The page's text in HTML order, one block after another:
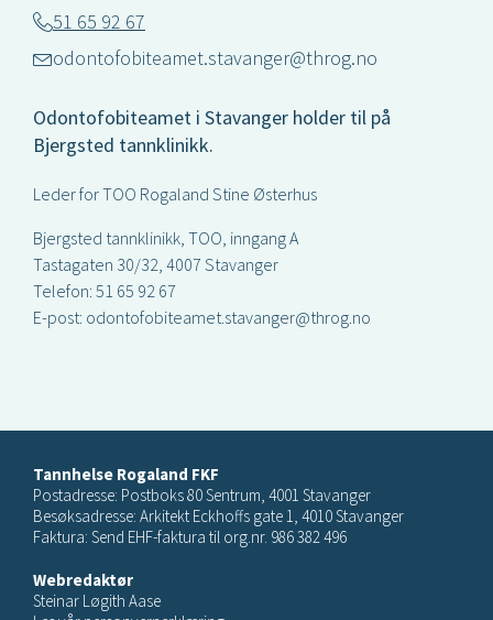
51 65 92 67
odontofobiteamet.stavanger@throg.no
Odontofobiteamet i Stavanger holder til på
Bjergsted tannklinikk.
Leder for TOO Rogaland Stine Østerhus
Bjergsted tannklinikk, TOO, inngang A
Tastagaten 30/32, 4007 Stavanger
Telefon: 51 65 92 67
E-post: odontofobiteamet.stavanger@throg.no
Tannhelse Rogaland FKF
Postadresse: Postboks 80 Sentrum, 4001 Stavanger
Besøksadresse: Arkitekt Eckhoffs gate 1, 4010 Stavanger
Faktura: Send EHF-faktura til org.nr. 986 382 496
Webredaktør
Steinar Løgith Aase